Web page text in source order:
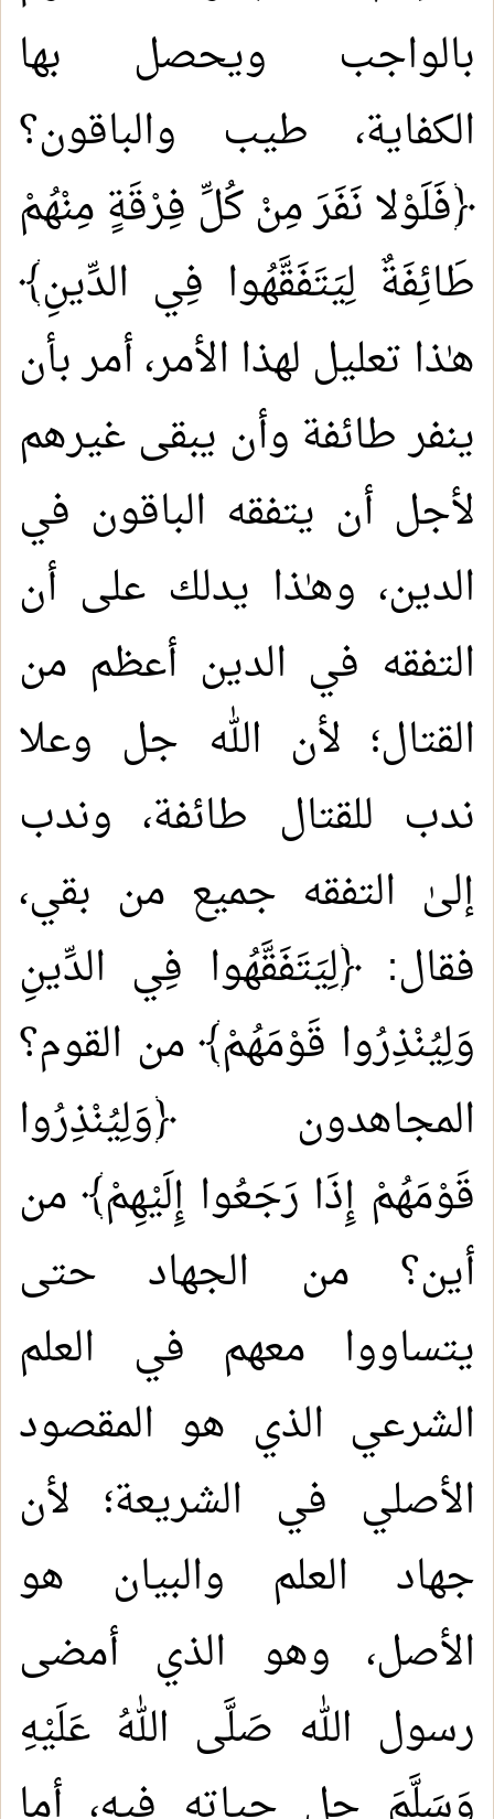
بالواجب ويحصل بها
الكفاية، طيب والباقون؟
﴿فَلَوْلا نَفَرَ مِنْ كُلِّ فِرْقَةٍ مِنْهُمْ
طَائِفَةٌ لِيَتَفَقَّهُوا فِي الدِّينِ﴾
هـٰذا تعليل لهذا الأمر، أمر بأن
ينفر طائفة وأن يبقى غيرهم
لأجل أن يتفقه الباقون في
الدين، وهـٰذا يدلك على أن
التفقه في الدين أعظم من
القتال؛ لأن الله جل وعلا
ندب للقتال طائفة، وندب
إلىٰ التفقه جميع من بقي،
فقال: ﴿لِيَتَفَقَّهُوا فِي الدِّينِ
وَلِيُنْذِرُوا قَوْمَهُمْ﴾ من القوم؟
المجاهدون ﴿وَلِيُنْذِرُوا
قَوْمَهُمْ إِذَا رَجَعُوا إِلَيْهِمْ﴾ من
أين؟ من الجهاد حتى
يتساووا معهم في العلم
الشرعي الذي هو المقصود
الأصلي في الشريعة؛ لأن
جهاد العلم والبيان هو
الأصل، وهو الذي أمضى
رسول الله صَلَّى اللهُ عَلَيْهِ